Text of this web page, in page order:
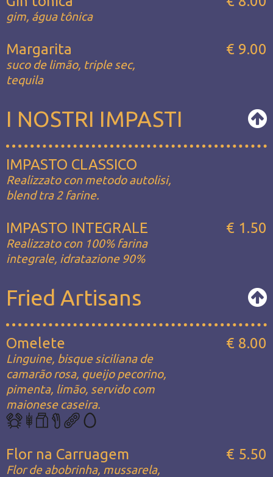
gim, água tônica
Margarita
suco de limão, triple sec,
tequila
€ 9.00
I NOSTRI IMPASTI
IMPASTO CLASSICO
Realizzato con metodo autolisi,
blend tra 2 farine.
IMPASTO INTEGRALE
Realizzato con 100% farina
integrale, idratazione 90%
€ 1.50
Fried Artisans
Omelete
Linguine, bisque siciliana de
camarão rosa, queijo pecorino,
pimenta, limão, servido com
maionese caseira.
€ 8.00
Flor na Carruagem
Flor de abobrinha, mussarela,
€ 5.50